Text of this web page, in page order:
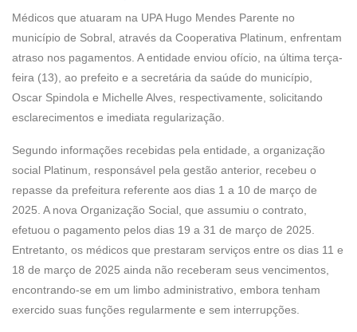
c
e
b
o
o
k
i
t
t
e
r
a
t
s
A
p
p
l
e
g
r
a
m
Médicos que atuaram na UPA Hugo Mendes Parente no
município de Sobral, através da Cooperativa Platinum, enfrentam
atraso nos pagamentos. A entidade enviou ofício, na última terça-
feira (13), ao prefeito e a secretária da saúde do município,
Oscar Spindola e Michelle Alves, respectivamente, solicitando
esclarecimentos e imediata regularização.
Segundo informações recebidas pela entidade, a organização
social Platinum, responsável pela gestão anterior, recebeu o
repasse da prefeitura referente aos dias 1 a 10 de março de
2025. A nova Organização Social, que assumiu o contrato,
efetuou o pagamento pelos dias 19 a 31 de março de 2025.
Entretanto, os médicos que prestaram serviços entre os dias 11 e
18 de março de 2025 ainda não receberam seus vencimentos,
encontrando-se em um limbo administrativo, embora tenham
exercido suas funções regularmente e sem interrupções.